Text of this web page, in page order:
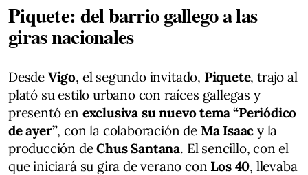
Piquete: del barrio gallego a las
giras nacionales
Desde Vigo, el segundo invitado, Piquete, trajo al
plató su estilo urbano con raíces gallegas y
presentó en exclusiva su nuevo tema “Periódico
de ayer”, con la colaboración de Ma Isaac y la
producción deChus Santana. El sencillo, con el
que iniciará su gira de verano con Los 40, llevaba